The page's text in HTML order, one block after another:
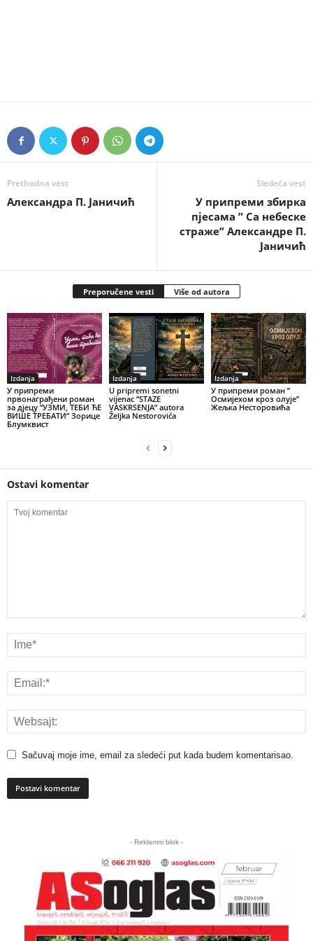
Prethodna vest
Александра П. Јаничић
Sledeća vest
У припреми збирка
пјесама ” Са небеске
страже” Александре П.
Јаничић
Preporučene vesti Više od autora
Izdanja
У припреми
првонаграђени роман
за дјецу ”УЗМИ, ТЕБИ ЋЕ
ВИШЕ ТРЕБАТИ” Зорице
Блумквист
Izdanja
U pripremi sonetni
vijenac ”STAZE
VASKRSENJA” autora
Željka Nestorovića
Izdanja
У припреми роман ”
Осмијехом кроз олује”
Жељка Несторовића
Ostavi komentar
Sačuvaj moje ime, email za sledeći put kada budem komentarisao.
- Reklamni blok -